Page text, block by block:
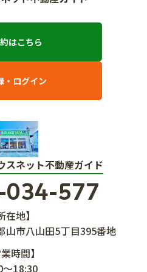
はこちら
・ログイン
スネット不動産ガイド
577
在地】
山市八山田5丁目395番地
業時間】
～18:30